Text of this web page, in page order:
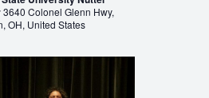
3640 Colonel Glenn Hwy,
OH, United States